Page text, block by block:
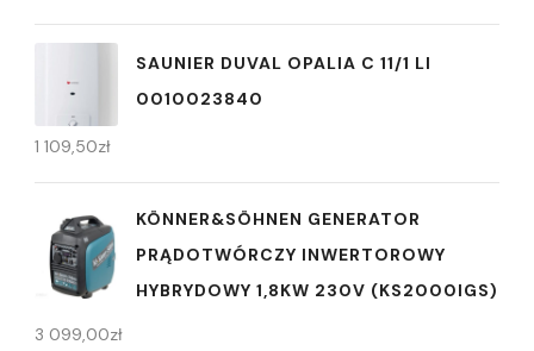
SAUNIER DUVAL OPALIA C 11/1 LI
0010023840
1 109,50zł
KÖNNER&SÖHNEN GENERATOR
PRĄDOTWÓRCZY INWERTOROWY
HYBRYDOWY 1,8KW 230V (KS2000IGS)
3 099,00zł